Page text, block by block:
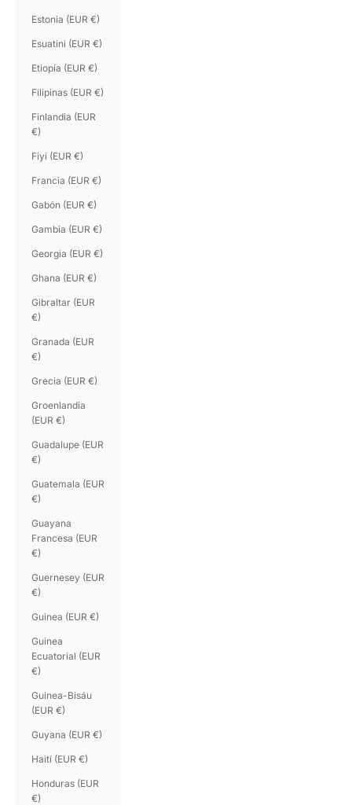
Estonia (EUR €)
Esuatini (EUR €)
Etiopía (EUR €)
Filipinas (EUR €)
Finlandia (EUR
€)
Fiyi (EUR €)
Francia (EUR €)
Gabón (EUR €)
Gambia (EUR €)
Georgia (EUR €)
Ghana (EUR €)
Gibraltar (EUR
€)
Granada (EUR
€)
Grecia (EUR €)
Groenlandia
(EUR €)
Guadalupe (EUR
€)
Guatemala (EUR
€)
Guayana
Francesa (EUR
€)
Guernesey (EUR
€)
Guinea (EUR €)
Guinea
Ecuatorial (EUR
€)
Guinea-Bisáu
(EUR €)
Guyana (EUR €)
Haití (EUR €)
Honduras (EUR
€)